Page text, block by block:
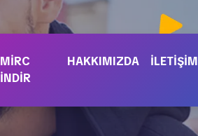
MIRC
İNDIR
HAKKIMIZDA İLETIŞIM